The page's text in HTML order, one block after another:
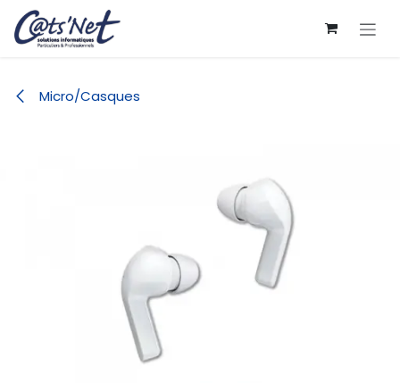
Se rendre au contenu
Micro/Casques